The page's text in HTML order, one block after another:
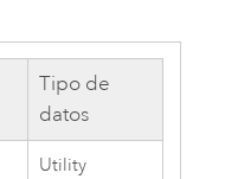
Tipo de
datos
Utility